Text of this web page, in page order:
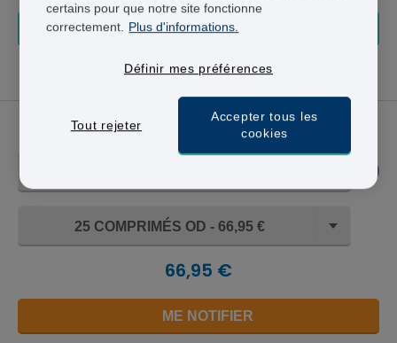
COMMANDER
Commandez maintenant, livraison lemardi 11 août
Zovirax Comprimés
25 COMPRIMÉS OD - 66,95 €
66,95 €
ME NOTIFIER
certains pour que notre site fonctionne
correctement. Plus d'informations.
Définir mes préférences
Tout rejeter
Accepter tous les
cookies